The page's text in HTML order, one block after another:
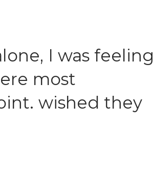
I was feeling
most
wished they